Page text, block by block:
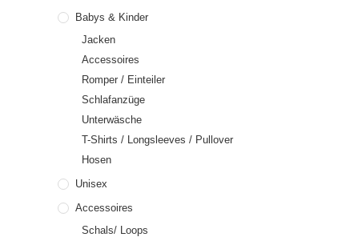
Babys & Kinder
Jacken
Accessoires
Romper / Einteiler
Schlafanzüge
Unterwäsche
T-Shirts / Longsleeves / Pullover
Hosen
Unisex
Accessoires
Schals/ Loops